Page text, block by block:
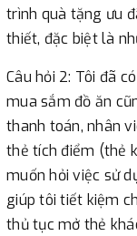
trình quà tặng ưu
thiết, đặc biệt là
Câu hỏi 2: Tôi đã
mua sắm đồ ăn
thanh toán, nhân
thẻ tích điểm (thẻ
muốn hỏi việc sử
giúp tôi tiết kiệm
thủ tục mở thẻ